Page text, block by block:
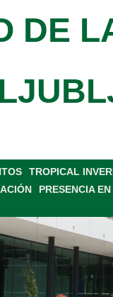
DE
TROPICAL
PRESENCIA